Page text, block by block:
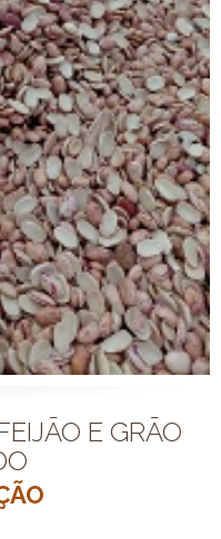
E GRÃO